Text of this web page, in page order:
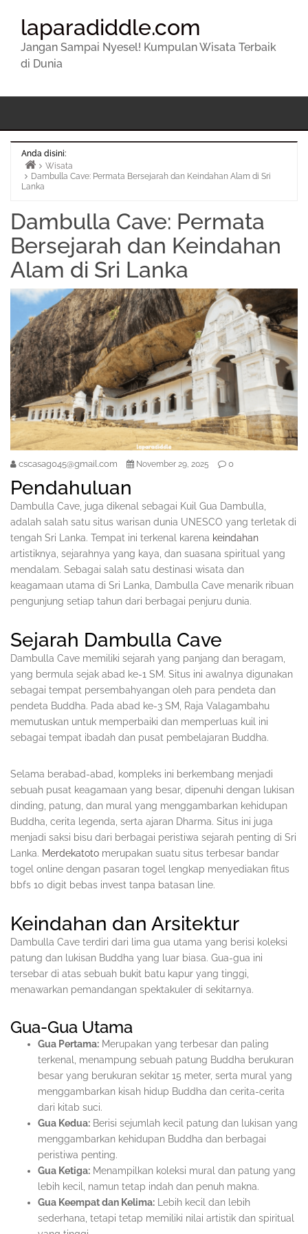
laparadiddle.com
Jangan Sampai Nyesel! Kumpulan Wisata Terbaik
di Dunia
Anda disini:
Beranda
Wisata
Dambulla Cave: Permata Bersejarah dan Keindahan Alam di Sri
Lanka
Dambulla Cave: Permata
Bersejarah dan Keindahan
Alam di Sri Lanka
cscasag045@gmail.com November 29, 2025 0
Pendahuluan
Dambulla Cave, juga dikenal sebagai Kuil Gua Dambulla,
adalah salah satu situs warisan dunia UNESCO yang terletak di
tengah Sri Lanka. Tempat ini terkenal karena keindahan
artistiknya, sejarahnya yang kaya, dan suasana spiritual yang
mendalam. Sebagai salah satu destinasi wisata dan
keagamaan utama di Sri Lanka, Dambulla Cave menarik ribuan
pengunjung setiap tahun dari berbagai penjuru dunia.
Sejarah Dambulla Cave
Dambulla Cave memiliki sejarah yang panjang dan beragam,
yang bermula sejak abad ke-1 SM. Situs ini awalnya digunakan
sebagai tempat persembahyangan oleh para pendeta dan
pendeta Buddha. Pada abad ke-3 SM, Raja Valagambahu
memutuskan untuk memperbaiki dan memperluas kuil ini
sebagai tempat ibadah dan pusat pembelajaran Buddha.
Selama berabad-abad, kompleks ini berkembang menjadi
sebuah pusat keagamaan yang besar, dipenuhi dengan lukisan
dinding, patung, dan mural yang menggambarkan kehidupan
Buddha, cerita legenda, serta ajaran Dharma. Situs ini juga
menjadi saksi bisu dari berbagai peristiwa sejarah penting di Sri
Lanka. Merdekatoto merupakan suatu situs terbesar bandar
togel online dengan pasaran togel lengkap menyediakan fitus
bbfs 10 digit bebas invest tanpa batasan line.
Keindahan dan Arsitektur
Dambulla Cave terdiri dari lima gua utama yang berisi koleksi
patung dan lukisan Buddha yang luar biasa. Gua-gua ini
tersebar di atas sebuah bukit batu kapur yang tinggi,
menawarkan pemandangan spektakuler di sekitarnya.
Gua-Gua Utama
Gua Pertama: Merupakan yang terbesar dan paling
terkenal, menampung sebuah patung Buddha berukuran
besar yang berukuran sekitar 15 meter, serta mural yang
menggambarkan kisah hidup Buddha dan cerita-cerita
dari kitab suci.
Gua Kedua: Berisi sejumlah kecil patung dan lukisan yang
menggambarkan kehidupan Buddha dan berbagai
peristiwa penting.
Gua Ketiga: Menampilkan koleksi mural dan patung yang
lebih kecil, namun tetap indah dan penuh makna.
Gua Keempat dan Kelima: Lebih kecil dan lebih
sederhana, tetapi tetap memiliki nilai artistik dan spiritual